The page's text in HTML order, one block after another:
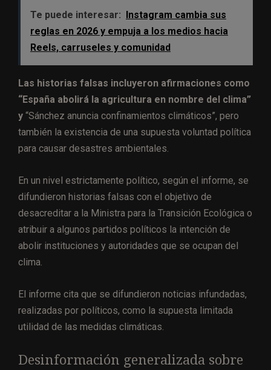
Te puede interesar: Instagram cambia sus
reglas en 2026 y empuja a los medios hacia
Reels, carruseles y comunidad
Las historias falsas incluyeron afirmaciones como
“España abolirá la agricultura en nombre del clima”
y “Sánchez anuncia confinamientos climáticos”, pero
también la existencia de una supuesta voluntad política
para causar desastres ambientales.
En un nivel estrictamente político, según el informe, se
difundieron historias falsas con el objetivo de
desacreditar a la Ministra para la Transición Ecológica o
atribuir a algunos partidos políticos la intención de
abolir instituciones y autoridades que se ocupan del
clima.
El informe cita que se difundieron noticias infundadas,
realizadas por políticos, como la supuesta limitada
utilidad de las medidas climáticas.
Desinformación generalizada sobre